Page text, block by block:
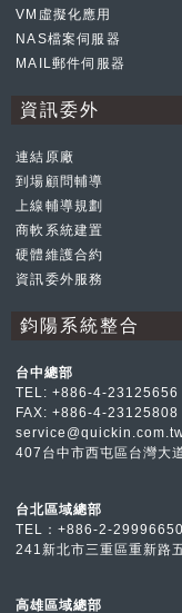
VM虛擬化應用
NAS檔案伺服器
MAIL郵件伺服器
資訊委外
連結原廠
到場顧問輔導
上線輔導規劃
商軟系統建置
硬體維護合約
資訊委外服務
鈞陽系統整合
台中總部
TEL:+886-4-23125656
FAX: +886-4-23125808
407台中市西屯區台灣大
台北區域總部
TEL：+886-2-29996650
241新北市三重區重新路
高雄區域總部